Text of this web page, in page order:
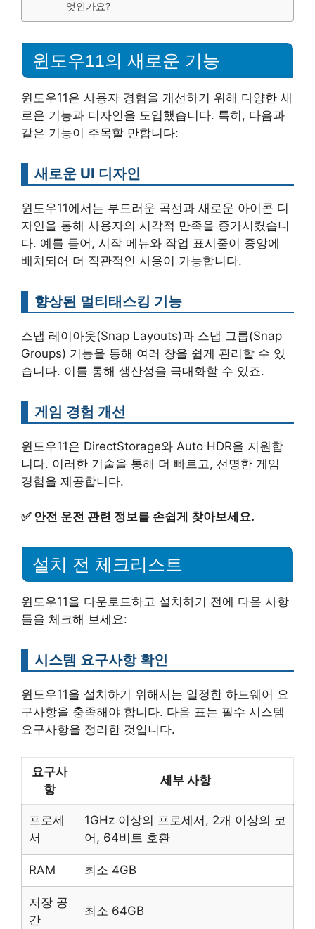
엇인가요?
윈도우11의 새로운 기능
윈도우11은 사용자 경험을 개선하기 위해 다양한 새
로운 기능과 디자인을 도입했습니다. 특히, 다음과
같은 기능이 주목할 만합니다:
새로운 UI 디자인
윈도우11에서는 부드러운 곡선과 새로운 아이콘 디
자인을 통해 사용자의 시각적 만족을 증가시켰습니
다. 예를 들어, 시작 메뉴와 작업 표시줄이 중앙에
배치되어 더 직관적인 사용이 가능합니다.
향상된 멀티태스킹 기능
스냅 레이아웃(Snap Layouts)과 스냅 그룹(Snap
Groups) 기능을 통해 여러 창을 쉽게 관리할 수 있
습니다. 이를 통해 생산성을 극대화할 수 있죠.
게임 경험 개선
윈도우11은 DirectStorage와 Auto HDR을 지원합
니다. 이러한 기술을 통해 더 빠르고, 선명한 게임
경험을 제공합니다.
✅ 안전 운전 관련 정보를 손쉽게 찾아보세요.
설치 전 체크리스트
윈도우11을 다운로드하고 설치하기 전에 다음 사항
들을 체크해 보세요:
시스템 요구사항 확인
윈도우11을 설치하기 위해서는 일정한 하드웨어 요
구사항을 충족해야 합니다. 다음 표는 필수 시스템
요구사항을 정리한 것입니다.
요구사
항
세부 사항
프로세
서
1GHz 이상의 프로세서, 2개 이상의 코
어, 64비트 호환
RAM 최소 4GB
저장 공
간
최소 64GB